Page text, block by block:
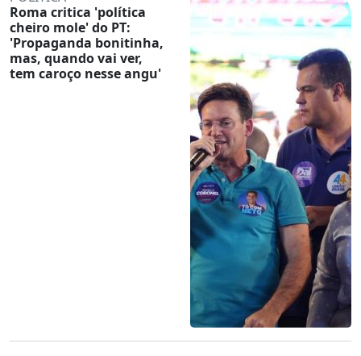
Roma critica 'política
cheiro mole' do PT:
'Propaganda bonitinha,
mas, quando vai ver,
tem caroço nesse angu'